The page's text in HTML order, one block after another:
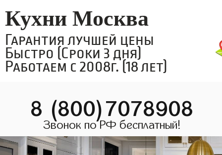
Кухни Москва
Гарантия лучшей цены
Быстро (Сроки 3 дня)
Работаем с 2008г. (18 лет)
8 (800)7078908
Звонок по РФ бесплатный!